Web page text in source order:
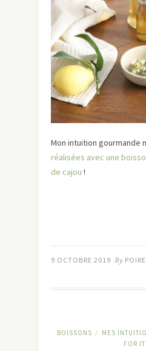
Mon intuition gourmande
réalisées avec une
de cajou !
9 OCTOBRE 2019 By
BOISSONS / MES
FOR IT